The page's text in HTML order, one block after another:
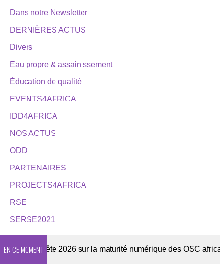
Dans notre Newsletter
DERNIÈRES ACTUS
Divers
Eau propre & assainissement
Éducation de qualité
EVENTS4AFRICA
IDD4AFRICA
NOS ACTUS
ODD
PARTENAIRES
PROJECTS4AFRICA
RSE
SERSE2021
EN CE MOMENT
Enquête 2026 sur la maturité numérique des OSC africaines